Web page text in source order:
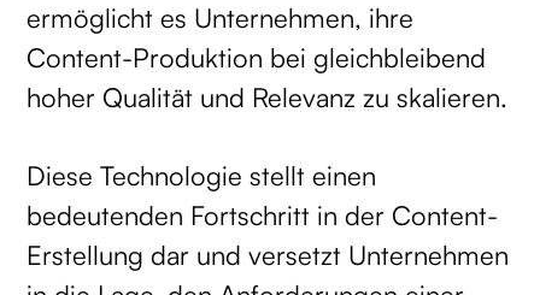
ermöglicht es Unternehmen, ihre
Content-Produktion bei gleichbleibend
hoher Qualität und Relevanz zu skalieren.
Diese Technologie stellt einen
bedeutenden Fortschritt in der Content-
Erstellung dar und versetzt Unternehmen